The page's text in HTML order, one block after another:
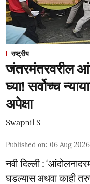
राष्ट्रीय
जंतरमंतरवरील
घ्या! सर्वोच्च
अपेक्षा
Swapnil S
Published on: 06 Aug
नवी दिल्ली :
घडल्यास अथवा काही